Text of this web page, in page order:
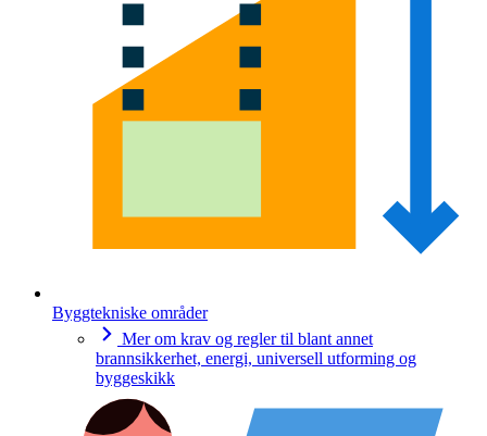
Byggtekniske områder
Mer om krav og regler til blant annet
brannsikkerhet, energi, universell utforming og
byggeskikk